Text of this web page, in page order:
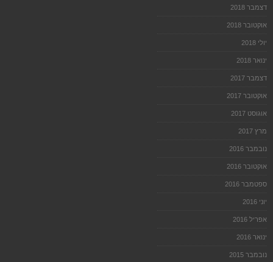
דצמבר 2018
אוקטובר 2018
יולי 2018
ינואר 2018
דצמבר 2017
אוקטובר 2017
אוגוסט 2017
מרץ 2017
נובמבר 2016
אוקטובר 2016
ספטמבר 2016
יוני 2016
אפריל 2016
ינואר 2016
נובמבר 2015